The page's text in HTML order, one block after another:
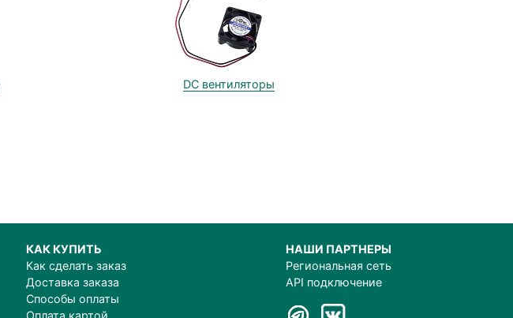
DC вентиляторы
КАК КУПИТЬ
Как сделать заказ
Доставка заказа
Способы оплаты
Оплата картой
НАШИ ПАРТНЕРЫ
Региональная сеть
API подключение